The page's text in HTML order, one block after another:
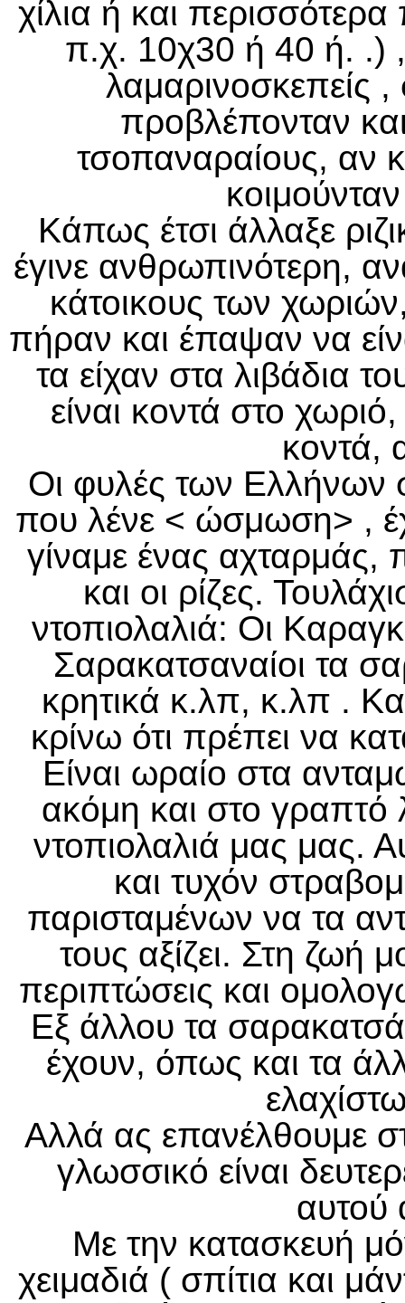
χίλια ή και
π.χ. 10χ30 ή 40 ή. .) ,
λαμαρινοσκεπείς
προβλέπονταν
τσοπαναραίους, αν
Κάπως έτσι άλλαξε
έγινε ανθρωπινότερη,
κάτοικους των
πήραν και έπαψαν να
τα είχαν στα λιβάδια
είναι κοντά στο
κοντά,
Οι φυλές των Ελλήνων
που λένε < ώσμωση> ,
γίναμε ένας αχταρμάς,
και οι ρίζες.
ντοπιολαλιά: Οι
Σαρακατσαναίοι τα
κρητικά κ.λπ, κ.λπ .
κρίνω ότι πρέπει να
Είναι ωραίο στα
ακόμη και στο γραπτό
ντοπιολαλιά μας μας.
και τυχόν
παρισταμένων να τα
τους αξίζει. Στη ζωή
περιπτώσεις και
Εξ άλλου τα
έχουν, όπως και τα
Αλλά ας επανέλθουμε
γλωσσικό είναι
αυτού
Με την κατασκευή
χειμαδιά ( σπίτια και